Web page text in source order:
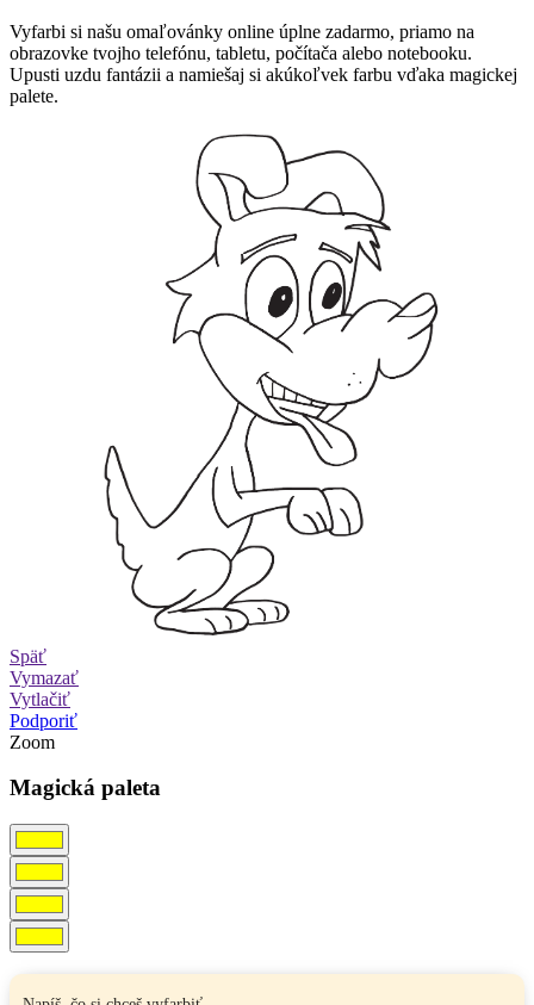
Vyfarbi si našu omaľovánky online úplne zadarmo, priamo na
obrazovke tvojho telefónu, tabletu, počítača alebo notebooku.
Upusti uzdu fantázii a namiešaj si akúkoľvek farbu vďaka magickej
palete.
Späť
Vymazať
Vytlačiť
Podporiť
Zoom
Magická paleta